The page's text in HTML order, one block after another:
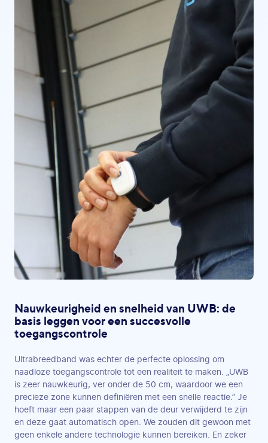
Nauwkeurigheid en snelheid van UWB: de
basis leggen voor een succesvolle
toegangscontrole
Ultrabreedband was echter de perfecte oplossing om
naadloze toegangscontrole tot een realiteit te maken. „UWB
is zeer nauwkeurig, ver onder de 50 cm, waardoor we een
precieze zone kunnen definiëren met een snelle reactie.” Je
hoeft maar een paar stappen van de deur verwijderd te zijn
en deze gaat automatisch open. We zouden dit gewoon met
geen enkele andere technologie kunnen bereiken. En zeker